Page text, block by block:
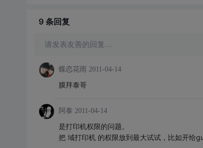
9 条回复
请发表友善的回复…
蝶恋花雨 2011-04-14
膜拜泰哥
阿泰 2011-04-14
是打印机权限的问题。
把 域打印机 的权限放到最大试试，比如开给